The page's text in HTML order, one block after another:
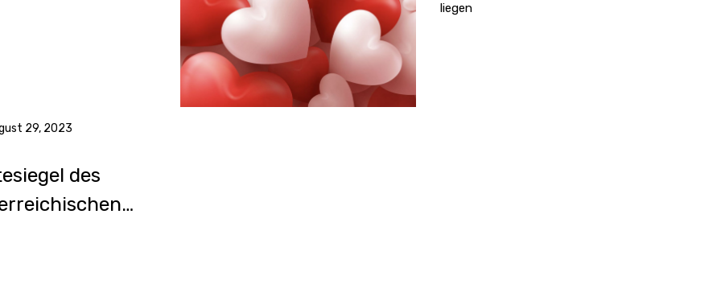
liegen
29, 2023
des